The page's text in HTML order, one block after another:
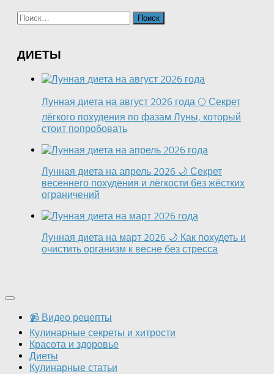
Найти:
ДИЕТЫ
Лунная диета на август 2026 года 🌕 Секрет
лёгкого похудения по фазам Луны, который
стоит попробовать
Лунная диета на апрель 2026 🌙 Секрет
весеннего похудения и лёгкости без жёстких
ограничений
Лунная диета на март 2026 🌙 Как похудеть и
очистить организм к весне без стресса
📹 Видео рецепты
Кулинарные секреты и хитрости
Красота и здоровье
Диеты
Кулинарные статьи